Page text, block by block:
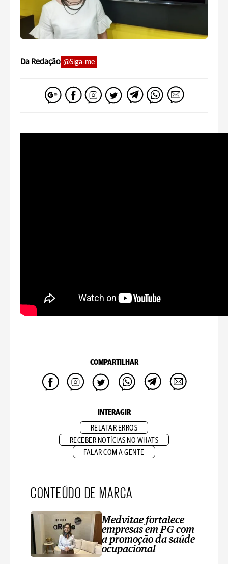
Da Redação @Siga-me
COMPARTILHAR
INTERAGIR
RELATAR ERROS
RECEBER NOTÍCIAS NO WHATS
FALAR COM A GENTE
CONTEÚDO DE MARCA
Medvitae fortalece
empresas em PG com
a promoção da saúde
ocupacional